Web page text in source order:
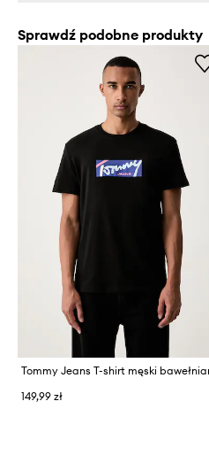
Sprawdź podobne produkty
149,99 zł